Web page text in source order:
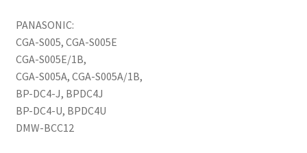
PANASONIC:
CGA-S005, CGA-S005E
CGA-S005E/1B,
CGA-S005A, CGA-S005A/1B,
BP-DC4-J, BPDC4J
BP-DC4-U, BPDC4U
DMW-BCC12